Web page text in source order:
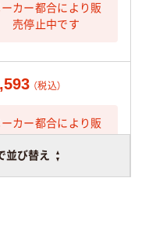
並び替え
ーカー都合により販
売停止中です
（税込）
ーカー都合により販